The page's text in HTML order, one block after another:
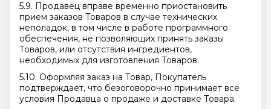
5.9. Продавец вправе временно приостановить
прием заказов Товаров в случае технических
неполадок, в том числе в работе программного
обеспечения, не позволяющих принять заказы
Товаров, или отсутствия ингредиентов,
необходимых для изготовления Товаров.
5.10. Оформляя заказ на Товар, Покупатель
подтверждает, что безоговорочно принимает все
условия Продавца о продаже и доставке Товара.